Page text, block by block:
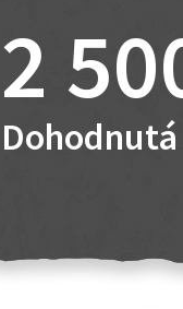
2
Dohodnutá